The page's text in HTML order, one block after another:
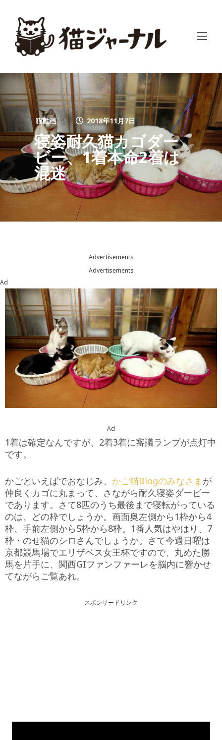
猫動画 2018年11月7日
寝姿耐久猫カゴダー
ビー、1着本命2着は
混迷
Advertisements
Advertisements
Ad
Ad
1着は確定なんですが、2着3着に審議ランプが点灯中
です。
かごといえばでおなじみ、 かご猫Blogのみなさま が
仲良くカゴに丸まって、さながら耐久寝姿ダービー
であります。さて8匹のうち最後まで寝転がっている
のは、どの枠でしょうか。画面奥左側から1枠から4
枠、手前左側から5枠から8枠。1番人気はやはり、7
枠・のせ猫のシロさんでしょうか。さて今週日曜は
京都競馬場でエリザベス女王杯ですので、丸めた勝
馬を片手に、関西GIファンファーレを脳内に響かせ
てながらご覧あれ。
スポンサードリンク